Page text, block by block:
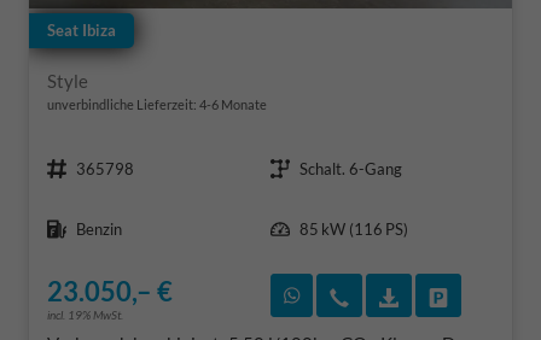
Seat Ibiza
Style
unverbindliche Lieferzeit: 4-6 Monate
365798
Schalt. 6-Gang
Benzin
85 kW (116 PS)
23.050,– €
incl. 19% MwSt.
Rückruf vereinbaren
Wir rufen Sie an